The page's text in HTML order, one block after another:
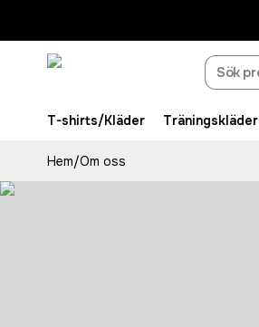
T-shirts/Kläder Träningskläder
Hem/Om oss